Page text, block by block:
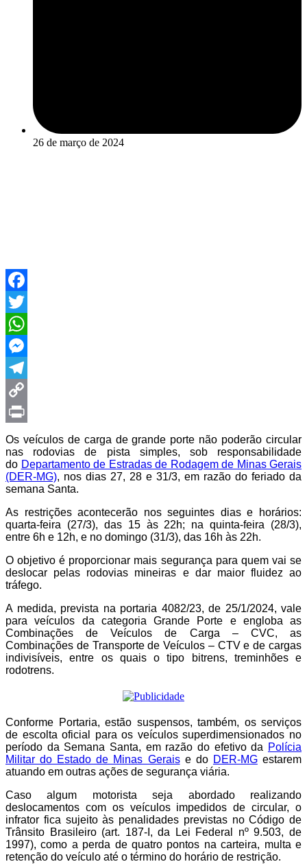
26 de março de 2024
Facebook
Twitter
WhatsApp
Messenger
Telegram
Copy
Link
Print
Os veículos de carga de grande porte não poderão circular
nas rodovias de pista simples, sob responsabilidade
do Departamento de Estradas de Rodagem de Minas Gerais
(DER-MG), nos dias 27, 28 e 31/3, em razão do feriado da
semana Santa.
As restrições acontecerão nos seguintes dias e horários:
quarta-feira (27/3), das 15 às 22h; na quinta-feira (28/3),
entre 6h e 12h, e no domingo (31/3), das 16h às 22h.
O objetivo é proporcionar mais segurança para quem vai se
deslocar pelas rodovias mineiras e dar maior fluidez ao
tráfego.
A medida, prevista na portaria 4082/23, de 25/1/2024, vale
para veículos da categoria Grande Porte e engloba as
Combinações de Veículos de Carga – CVC, as
Combinações de Transporte de Veículos – CTV e de cargas
indivisíveis, entre os quais o tipo bitrens, treminhões e
rodotrens.
Conforme Portaria, estão suspensos, também, os serviços
de escolta oficial para os veículos superdimensionados no
período da Semana Santa, em razão do efetivo da Polícia
Militar do Estado de Minas Geraise do DER-MGestarem
atuando em outras ações de segurança viária.
Caso algum motorista seja abordado realizando
deslocamentos com os veículos impedidos de circular, o
infrator fica sujeito às penalidades previstas no Código de
Trânsito Brasileiro (art. 187-I, da Lei Federal nº 9.503, de
1997), como a perda de quatro pontos na carteira, multa e
retenção do veículo até o término do horário de restrição.